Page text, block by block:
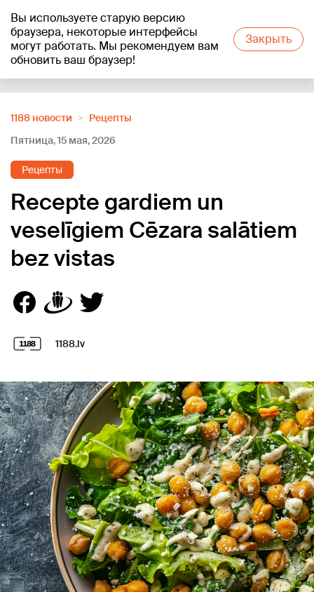
Вы используете старую версию
браузера, некоторые интерфейсы
могут работать. Мы рекомендуем вам
обновить ваш браузер!
Закрыть
+24°C
1188 новости
Рецепты
Пятница, 15 мая, 2026
Рецепты
Recepte gardiem un
veselīgiem Cēzara salātiem
bez vistas
1188.lv